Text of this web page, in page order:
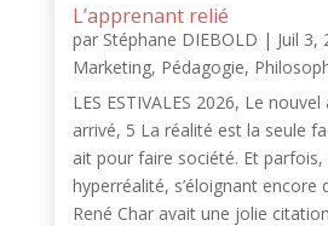
L’apprenant relié
par Stéphane DIEBOLD | Juil 3,
Marketing, Pédagogie,
LES ESTIVALES 2026, Le
arrivé, 5 La réalité est la seule
ait pour faire société. Et
hyperréalité, s’éloignant encore
René Char avait une jolie